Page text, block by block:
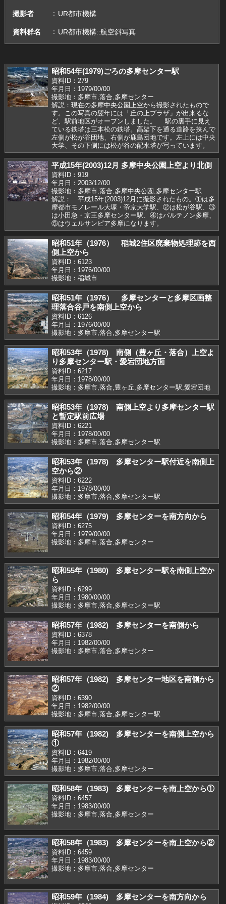
撮影者 UR都市機構
資料群名 UR都市機構::航空斜写真
昭和54年(1979)ごろの多摩センター駅
資料ID：279
年月日：1979/00/00
撮影地：多摩市,落合,多摩センター
解説：現在の多摩中央公園上空から撮影されたもので
す。この写真の翌年には「丘の上プラザ」が出来るな
ど、駅前地区がオープンしました。 駅の裏手に見え
ている鉄塔は三本松の鉄塔。高架下を通る道路を挟んで
左側が松が谷団地、右側が鹿島団地です。左上には中央
大学、その下側には松が谷の配水塔が写っています。
平成15年(2003)12月 多摩中央公園上空より北側
資料ID：919
年月日：2003/12/00
撮影地：多摩市,落合,多摩中央公園,多摩センター駅
解説： 平成15年(2003)12月に撮影されたもの。①は多
摩都市モノレール大塚・帝京大学駅、②は松が谷駅、③
は小田急・京王多摩センター駅、④はパルテノン多摩、
⑤はウェルサンピア多摩になります。
昭和51年（1976） 稲城2住区廃棄物処理跡を西
側上空から
資料ID：6123
年月日：1976/00/00
撮影地：稲城市
昭和51年（1976） 多摩センターと多摩区画整
理落合谷戸を南側上空から
資料ID：6126
年月日：1976/00/00
撮影地：多摩市,落合,多摩センター駅
昭和53年（1978) 南側（豊ヶ丘・落合）上空よ
り多摩センター駅・愛宕団地方面
資料ID：6217
年月日：1978/00/00
撮影地：多摩市,落合,豊ヶ丘,多摩センター駅,愛宕団地
昭和53年（1978) 南側上空より多摩センター駅
と暫定駅前広場
資料ID：6221
年月日：1978/00/00
撮影地：多摩市,落合,多摩センター駅
昭和53年（1978) 多摩センター駅付近を南側上
空から②
資料ID：6222
年月日：1978/00/00
撮影地：多摩市,落合,多摩センター駅
昭和54年（1979) 多摩センターを南方向から
資料ID：6275
年月日：1979/00/00
撮影地：多摩市,落合,多摩センター
昭和55年（1980) 多摩センター駅を南側上空か
ら
資料ID：6299
年月日：1980/00/00
撮影地：多摩市,落合,多摩センター駅
昭和57年（1982) 多摩センターを南側から
資料ID：6378
年月日：1982/00/00
撮影地：多摩市,落合,多摩センター
昭和57年（1982) 多摩センター地区を南側から
②
資料ID：6390
年月日：1982/00/00
撮影地：多摩市,落合,多摩センター駅
昭和57年（1982) 多摩センターを南側上空から
①
資料ID：6419
年月日：1982/00/00
撮影地：多摩市,落合,多摩センター
昭和58年（1983) 多摩センターを南上空から①
資料ID：6457
年月日：1983/00/00
撮影地：多摩市,落合,多摩センター
昭和58年（1983) 多摩センターを南上空から②
資料ID：6459
年月日：1983/00/00
撮影地：多摩市,落合,多摩センター
昭和59年（1984) 多摩センターを南方向から